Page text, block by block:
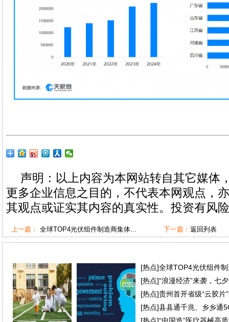
声明：以上内容为本网站转自其它媒体
更多企业信息之目的，不代表本网观点，
其观点或证实其内容的真实性。投资有风
上一篇： 全球TOP4光伏组件制造商集体... 下一篇： 返回列表
[热点]全球TOP4光伏组件
[热点]“浪漫经济”来袭，七
[热点]贵州首开省级“云胶片
[热点]县县通千兆、乡乡通